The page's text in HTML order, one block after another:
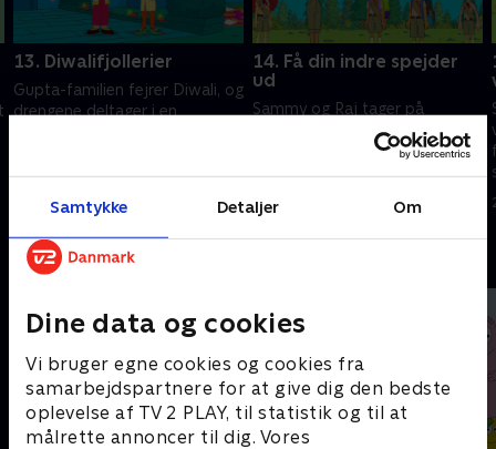
Samtykke Detaljer Om
Dine data og cookies
Vi bruger egne cookies og cookies fra
samarbejdspartnere for at give dig den bedste
oplevelse af TV 2 PLAY, til statistik og til at
målrette annoncer til dig. Vores
13. Diwalifjollerier
Gupta-familien fejrer Diwali, og
drengene deltager i en
14. Få din indre spejder
ud
Sammy og Raj tager på
campingtur med klassen.
Sammy føler sig udeladt fra en
27. oktober 2023 • 22 min
Andre så også